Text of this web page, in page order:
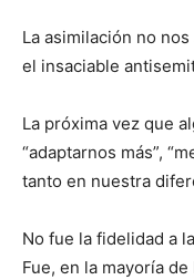
La asimilación no
el insaciable
La próxima vez que
“adaptarnos más”,
tanto en nuestra
No fue la fidelidad a
Fue, en la mayoría